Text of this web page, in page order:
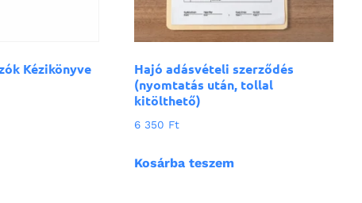
Kézikönyve
Hajó adásvételi szerződés
(nyomtatás után, tollal
kitölthető)
6 350 Ft
Kosárba teszem